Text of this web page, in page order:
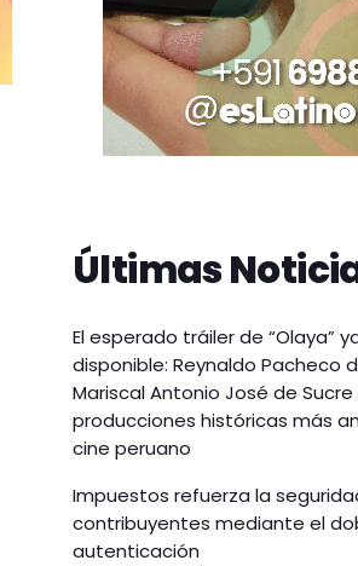
Últimas
El esperado tráiler de “Olaya”
disponible: Reynaldo Pacheco
Mariscal Antonio José de
producciones históricas más
cine peruano
Impuestos refuerza la
contribuyentes mediante el
autenticación